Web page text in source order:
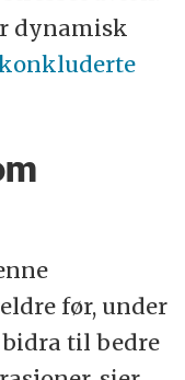
dynamisk
før, under
til bedre